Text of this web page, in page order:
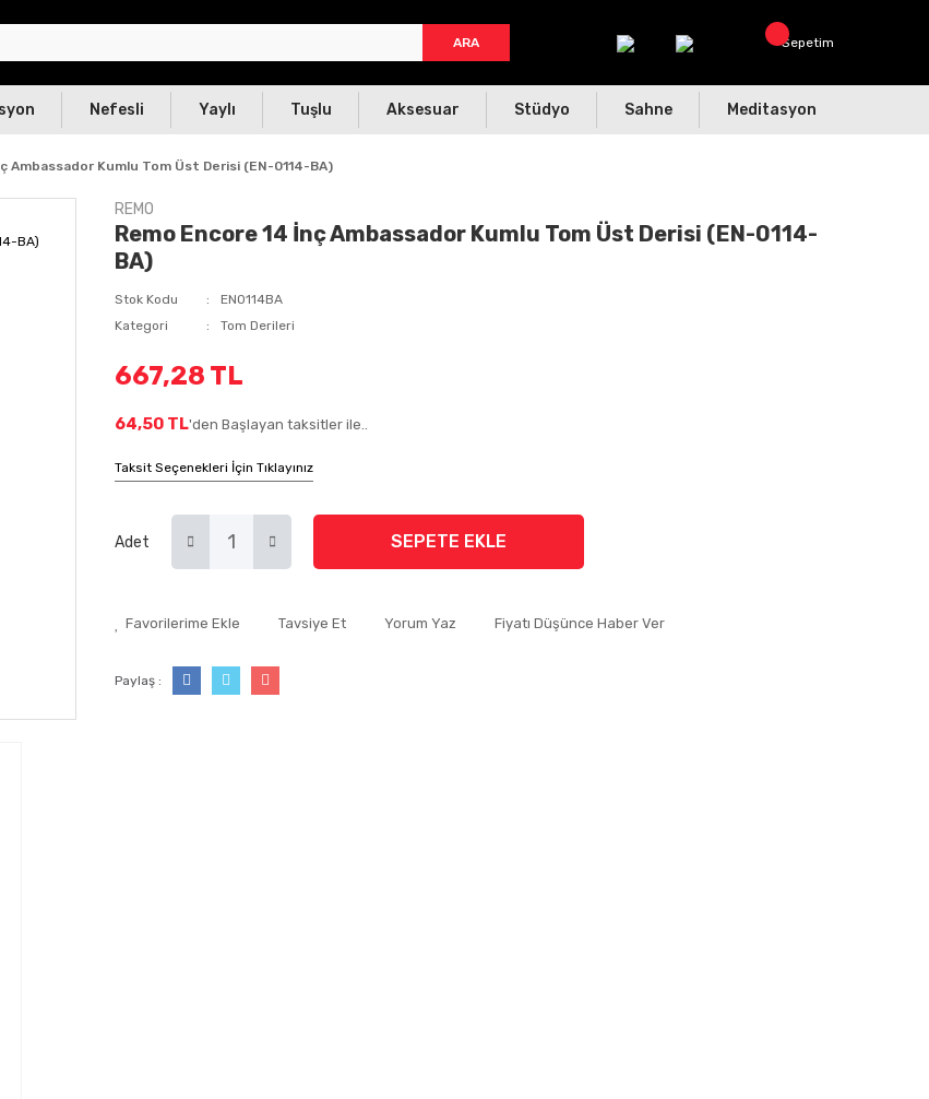
ARA Sepetim
Nefesli Yaylı Tuşlu Aksesuar Stüdyo Sahne Meditasyon
Ambassador Kumlu Tom Üst Derisi (EN-0114-BA)
REMO
Remo Encore 14 İnç Ambassador Kumlu Tom Üst Derisi (EN-0114-
BA)
Stok Kodu
EN0114BA
Kategori
Tom Derileri
667,28 TL
64,50 TL'den Başlayan taksitler ile..
Taksit Seçenekleri İçin Tıklayınız
Adet SEPETE EKLE
Tavsiye Et Yorum Yaz Fiyatı Düşünce Haber Ver
Paylaş :